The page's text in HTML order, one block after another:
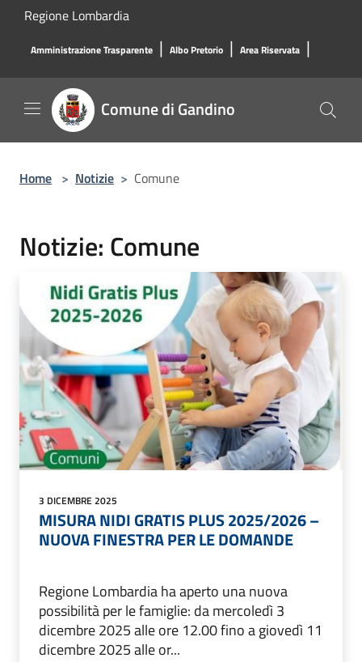
Salta al contenuto principale
Regione Lombardia
Amministrazione Trasparente | Albo Pretorio | Area Riservata |
Comune di Gandino
Home > Notizie > Comune
Notizie: Comune
3 DICEMBRE 2025
MISURA NIDI GRATIS PLUS 2025/2026 –
NUOVA FINESTRA PER LE DOMANDE
Regione Lombardia ha aperto una nuova
possibilità per le famiglie: da mercoledì 3
dicembre 2025 alle ore 12.00 fino a giovedì 11
dicembre 2025 alle or...